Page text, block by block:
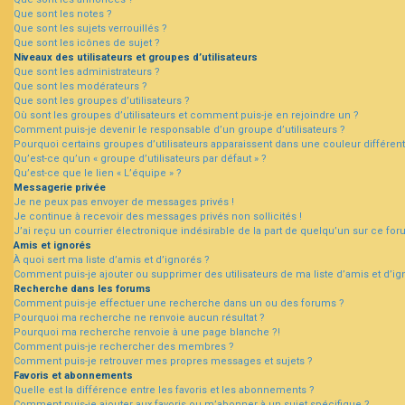
Que sont les notes ?
Que sont les sujets verrouillés ?
Que sont les icônes de sujet ?
Niveaux des utilisateurs et groupes d’utilisateurs
Que sont les administrateurs ?
Que sont les modérateurs ?
Que sont les groupes d’utilisateurs ?
Où sont les groupes d’utilisateurs et comment puis-je en rejoindre un ?
Comment puis-je devenir le responsable d’un groupe d’utilisateurs ?
Pourquoi certains groupes d’utilisateurs apparaissent dans une couleur
Qu’est-ce qu’un « groupe d’utilisateurs par défaut » ?
Qu’est-ce que le lien « L’équipe » ?
Messagerie privée
Je ne peux pas envoyer de messages privés !
Je continue à recevoir des messages privés non sollicités !
J’ai reçu un courrier électronique indésirable de la part de quelqu’un sur ce
Amis et ignorés
À quoi sert ma liste d’amis et d’ignorés ?
Comment puis-je ajouter ou supprimer des utilisateurs de ma liste d’amis et
Recherche dans les forums
Comment puis-je effectuer une recherche dans un ou des forums ?
Pourquoi ma recherche ne renvoie aucun résultat ?
Pourquoi ma recherche renvoie à une page blanche ?!
Comment puis-je rechercher des membres ?
Comment puis-je retrouver mes propres messages et sujets ?
Favoris et abonnements
Quelle est la différence entre les favoris et les abonnements ?